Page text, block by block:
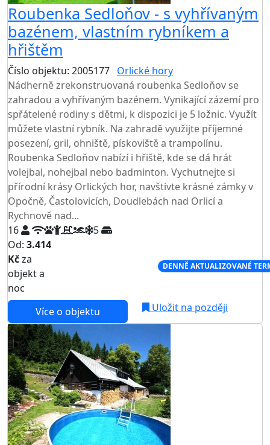
Roubenka Sedloňov - s vyhřívaným
bazénem, vlastním rybníkem a
hřištěm
Číslo objektu: 2005177 Orlické hory
Nádherně zrekonstruovaná roubenka Sedloňov se
zahradou a vyhřívaným bazénem. Vynikající zázemí pro
spřátelené rodiny s dětmi, k dispozici je 5 ložnic. Využít
můžete vlastní rybník. Na zahradě využijte příjemné
posezení, gril, ohniště, pískoviště a trampolínu.
Roubenka Sedloňov nabízí i hřiště, kde se dá hrát
volejbal, nohejbal nebo badminton. Vychutnejte si
přírodní krásy Orlických hor, navštivte krásné zámky v
Opočně, Častolovicích, Doudlebách nad Orlicí a
Rychnově nad...
16
5
Od: 3.414
Kčza
objekt a
noc
DENNĚ AKTUALIZOVANÉ
Více o objektu Uložit na později